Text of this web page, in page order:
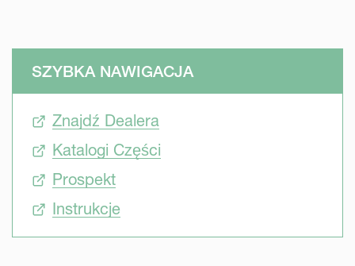
SZYBKA NAWIGACJA
Znajdź Dealera
Katalogi Części
Prospekt
Instrukcje